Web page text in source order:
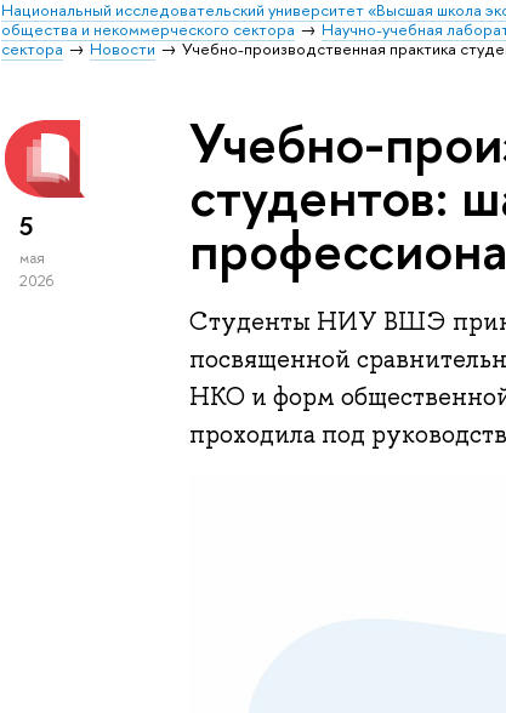
Национальный исследовательский университет «Высшая школа
общества и некоммерческого сектора
Научно-учебная
сектора
Новости Учебно-производственная практика
5
мая
2026
Учебно-
студентов:
Студенты НИУ ВШЭ
посвященной
НКО и форм
проходила под